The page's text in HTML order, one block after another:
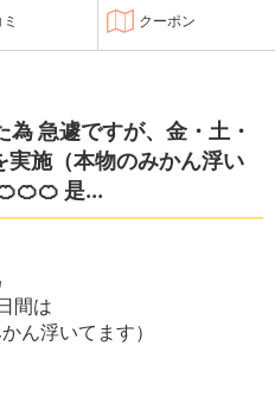
クーポン
急遽ですが、金・土・
実施（本物のみかん浮い
是...
間は
ん浮いてます）